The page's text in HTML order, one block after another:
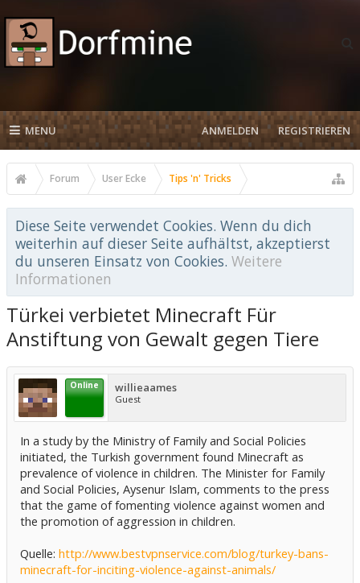
MENU ANMELDEN REGISTRIEREN
Forum User Ecke Tips 'n' Tricks
Diese Seite verwendet Cookies. Wenn du dich
weiterhin auf dieser Seite aufhältst, akzeptierst
du unseren Einsatz von Cookies. Weitere
Informationen
Türkei verbietet Minecraft Für
Anstiftung von Gewalt gegen Tiere
Online willieaames
Guest
In a study by the Ministry of Family and Social Policies
initiated, the Turkish government found Minecraft as
prevalence of violence in children. The Minister for Family
and Social Policies, Aysenur Islam, comments to the press
that the game of fomenting violence against women and
the promotion of aggression in children.
Quelle: http://www.bestvpnservice.com/blog/turkey-bans-
minecraft-for-inciting-violence-against-animals/